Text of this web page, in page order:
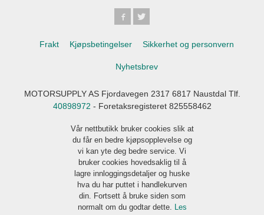
Frakt Kjøpsbetingelser Sikkerhet og personvern
Nyhetsbrev
MOTORSUPPLY AS Fjordavegen 2317 6817 Naustdal Tlf.
40898972 - Foretaksregisteret 825558462
Vår nettbutikk bruker cookies slik at
du får en bedre kjøpsopplevelse og
vi kan yte deg bedre service. Vi
bruker cookies hovedsaklig til å
lagre innloggingsdetaljer og huske
hva du har puttet i handlekurven
din. Fortsett å bruke siden som
normalt om du godtar dette. Les